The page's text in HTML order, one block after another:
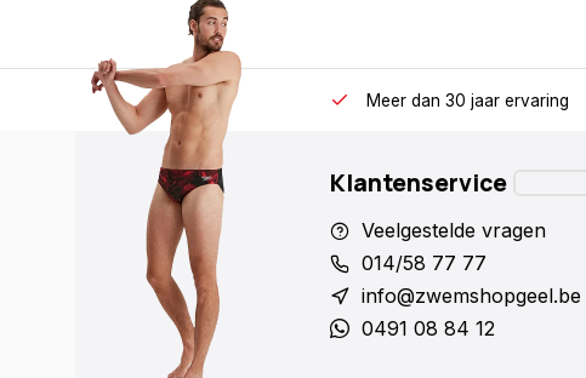
Meer dan 30 jaar ervaring
Klantenservice
Veelgestelde vragen
014/58 77 77
info@zwemshopgeel.be
0491 08 84 12